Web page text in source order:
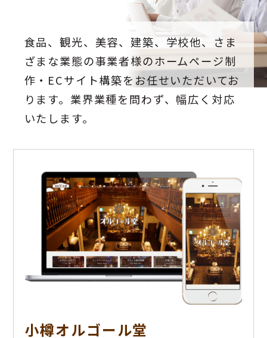
食品、観光、美容、建築、学校他、さま
ざまな業態の事業者様のホームページ制
作・ECサイト構築をお任せいただいてお
ります。業界業種を問わず、幅広く対応
いたします。
小樽オルゴール堂